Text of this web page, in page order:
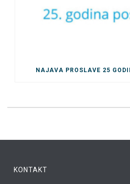
NAJAVA PROSLAVE 25
KONTAKT